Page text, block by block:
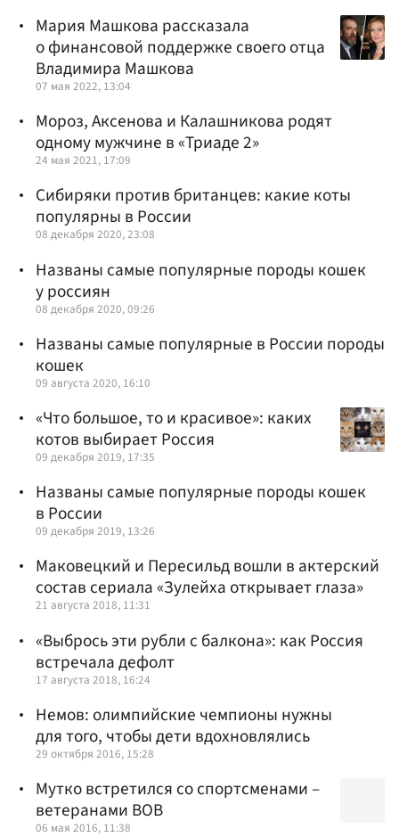
Мария Машкова рассказала
о финансовой поддержке своего отца
Владимира Машкова
07 мая 2022, 13:04
Мороз, Аксенова и Калашникова родят
одному мужчине в «Триаде 2»
24 мая 2021, 17:09
Сибиряки против британцев: какие коты
популярны в России
08 декабря 2020, 23:08
Названы самые популярные породы кошек
у россиян
08 декабря 2020, 09:26
Названы самые популярные в России породы
кошек
09 августа 2020, 16:10
«Что большое, то и красивое»: каких
котов выбирает Россия
09 декабря 2019, 17:35
Названы самые популярные породы кошек
в России
09 декабря 2019, 13:26
Маковецкий и Пересильд вошли в актерский
состав сериала «Зулейха открывает глаза»
21 августа 2018, 11:31
«Выбрось эти рубли с балкона»: как Россия
встречала дефолт
17 августа 2018, 16:24
Немов: олимпийские чемпионы нужны
для того, чтобы дети вдохновлялись
29 октября 2016, 15:28
Мутко встретился со спортсменами –
ветеранами ВОВ
06 мая 2016, 11:38